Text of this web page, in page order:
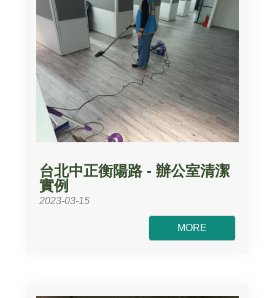
台北中正衡陽路 - 辦公室清潔
實例
2023-03-15
MORE